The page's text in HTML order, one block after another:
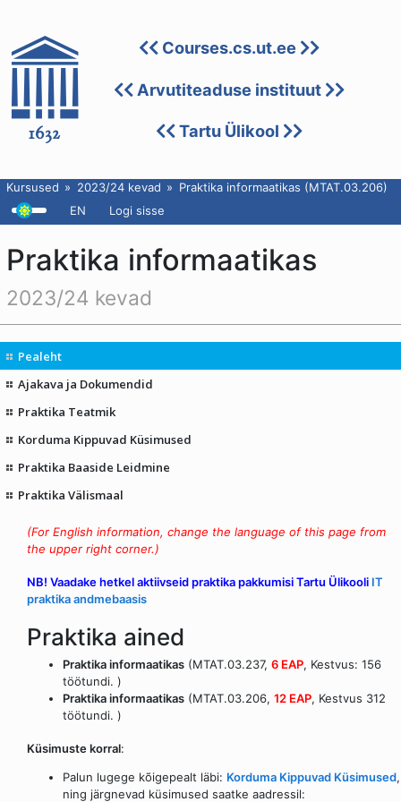
Courses.cs.ut.ee
Arvutiteaduse instituut
Tartu Ülikool
Kursused 2023/24 kevad
Praktika informaatikas (MTAT.03.206)
EN
Logi sisse
Praktika informaatikas
2023/24 kevad
Pealeht
Ajakava ja Dokumendid
Praktika Teatmik
Korduma Kippuvad Küsimused
Praktika Baaside Leidmine
Praktika Välismaal
(For English information, change the language of this page from
the upper right corner.)
NB! Vaadake hetkel aktiivseid praktika pakkumisi Tartu Ülikooli IT
praktika andmebaasis
Praktika ained
Praktika informaatikas (MTAT.03.237, 6 EAP, Kestvus: 156
töötundi. )
Praktika informaatikas (MTAT.03.206, 12 EAP, Kestvus 312
töötundi. )
Küsimuste korral:
Palun lugege kõigepealt läbi: Korduma Kippuvad Küsimused,
ning järgnevad küsimused saatke aadressil: